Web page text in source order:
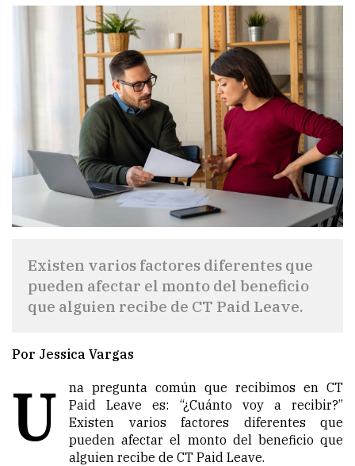
Existen varios factores diferentes que
pueden afectar el monto del beneficio
que alguien recibe de CT Paid Leave.
Por Jessica Vargas
U
na pregunta común que recibimos en CT
Paid Leave es: “¿Cuánto voy a recibir?”
Existen varios factores diferentes que
pueden afectar el monto del beneficio que
alguien recibe de CT Paid Leave.